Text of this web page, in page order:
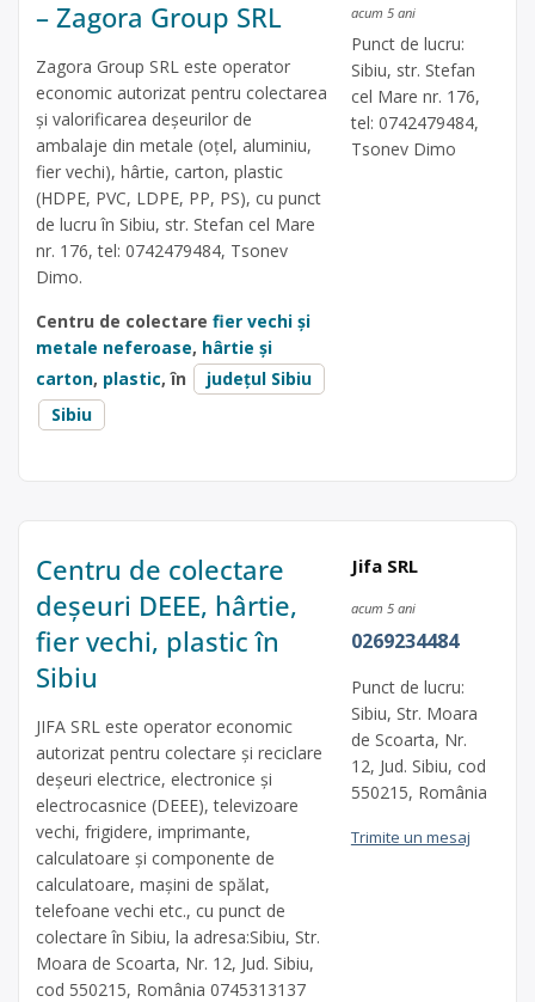
– Zagora Group SRL
Zagora Group SRL este operator
economic autorizat pentru colectarea
și valorificarea deșeurilor de
ambalaje din metale (oțel, aluminiu,
fier vechi), hârtie, carton, plastic
(HDPE, PVC, LDPE, PP, PS), cu punct
de lucru în Sibiu, str. Stefan cel Mare
nr. 176, tel: 0742479484, Tsonev
Dimo.
Centru de colectare fier vechi și
metale neferoase, hârtie și
carton, plastic, în
județul Sibiu
Sibiu
acum 5 ani
Punct de lucru:
Sibiu, str. Stefan
cel Mare nr. 176,
tel: 0742479484,
Tsonev Dimo
Centru de colectare
deșeuri DEEE, hârtie,
fier vechi, plastic în
Sibiu
JIFA SRL este operator economic
autorizat pentru colectare și reciclare
deșeuri electrice, electronice și
electrocasnice (DEEE), televizoare
vechi, frigidere, imprimante,
calculatoare și componente de
calculatoare, mașini de spălat,
telefoane vechi etc., cu punct de
colectare în Sibiu, la adresa:Sibiu, Str.
Moara de Scoarta, Nr. 12, Jud. Sibiu,
cod 550215, România 0745313137
Jifa SRL
acum 5 ani
0269234484
Punct de lucru:
Sibiu, Str. Moara
de Scoarta, Nr.
12, Jud. Sibiu, cod
550215, România
Trimite un mesaj